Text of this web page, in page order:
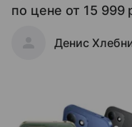
по цене от 15 999
Денис